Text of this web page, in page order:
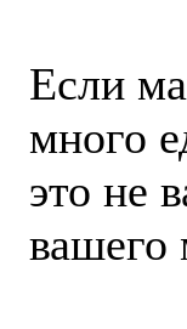
Если
много
это не
вашего